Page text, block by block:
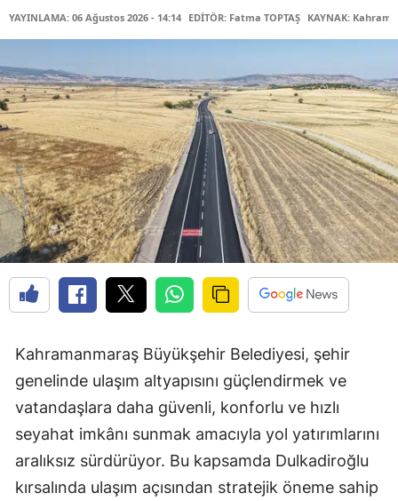
YAYINLAMA: 06 Ağustos 2026 - 14:14 EDİTÖR: Fatma TOPTAŞ KAYNAK:
Kahramanmaraş Büyükşehir Belediyesi, şehir
genelinde ulaşım altyapısını güçlendirmek ve
vatandaşlara daha güvenli, konforlu ve hızlı
seyahat imkânı sunmak amacıyla yol yatırımlarını
aralıksız sürdürüyor. Bu kapsamda Dulkadiroğlu
kırsalında ulaşım açısından stratejik öneme sahip